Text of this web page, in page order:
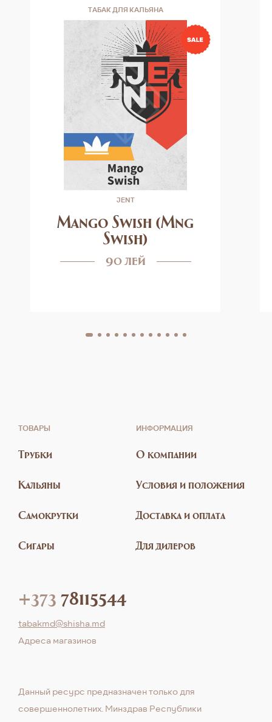
ТАБАК ДЛЯ КАЛЬЯНА
JENT
Mango Swish (Mng
Swish)
90 лей
ТОВАРЫ
Трубки
Кальяны
Самокрутки
Сигары
ИНФОРМАЦИЯ
О компании
Условия и положения
Доставка и оплата
Для дилеров
+373 78115544
tabakmd@shisha.md
Aдреса магазинов
Данный ресурс предназначен только для
совершеннолетних. Минздрав Республики